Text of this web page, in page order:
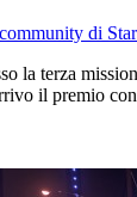
di
la terza
il premio